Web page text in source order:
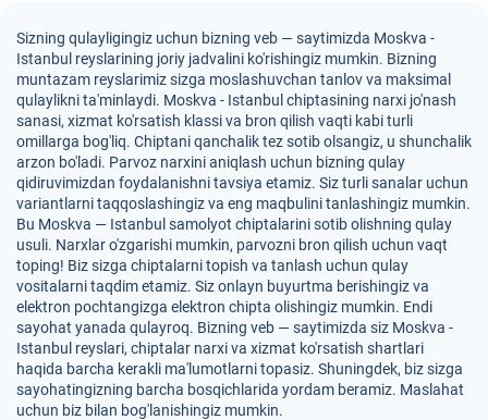
Sizning qulayligingiz uchun bizning veb — saytimizda Moskva -
Istanbul reyslarining joriy jadvalini ko'rishingiz mumkin. Bizning
muntazam reyslarimiz sizga moslashuvchan tanlov va maksimal
qulaylikni ta'minlaydi. Moskva - Istanbul chiptasining narxi jo'nash
sanasi, xizmat ko'rsatish klassi va bron qilish vaqti kabi turli
omillarga bog'liq. Chiptani qanchalik tez sotib olsangiz, u shunchalik
arzon bo'ladi. Parvoz narxini aniqlash uchun bizning qulay
qidiruvimizdan foydalanishni tavsiya etamiz. Siz turli sanalar uchun
variantlarni taqqoslashingiz va eng maqbulini tanlashingiz mumkin.
Bu Moskva — Istanbul samolyot chiptalarini sotib olishning qulay
usuli. Narxlar o'zgarishi mumkin, parvozni bron qilish uchun vaqt
toping! Biz sizga chiptalarni topish va tanlash uchun qulay
vositalarni taqdim etamiz. Siz onlayn buyurtma berishingiz va
elektron pochtangizga elektron chipta olishingiz mumkin. Endi
sayohat yanada qulayroq. Bizning veb — saytimizda siz Moskva -
Istanbul reyslari, chiptalar narxi va xizmat ko'rsatish shartlari
haqida barcha kerakli ma'lumotlarni topasiz. Shuningdek, biz sizga
sayohatingizning barcha bosqichlarida yordam beramiz. Maslahat
uchun biz bilan bog'lanishingiz mumkin.